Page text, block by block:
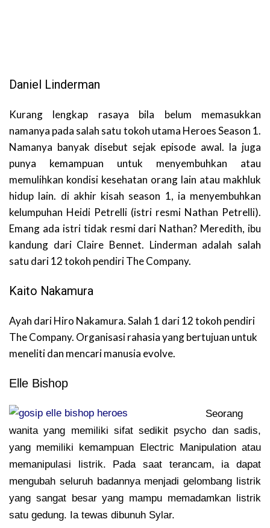
Daniel Linderman
Kurang lengkap rasaya bila belum memasukkan
namanya pada salah satu tokoh utama Heroes Season 1.
Namanya banyak disebut sejak episode awal. Ia juga
punya kemampuan untuk menyembuhkan atau
memulihkan kondisi kesehatan orang lain atau makhluk
hidup lain. di akhir kisah season 1, ia menyembuhkan
kelumpuhan Heidi Petrelli (istri resmi Nathan Petrelli).
Emang ada istri tidak resmi dari Nathan? Meredith, ibu
kandung dari Claire Bennet. Linderman adalah salah
satu dari 12 tokoh pendiri The Company.
Kaito Nakamura
Ayah dari Hiro Nakamura. Salah 1 dari 12 tokoh pendiri
The Company. Organisasi rahasia yang bertujuan untuk
meneliti dan mencari manusia evolve.
Elle Bishop
Seorang
wanita yang memiliki sifat sedikit psycho dan sadis,
yang memiliki kemampuan Electric Manipulation atau
memanipulasi listrik. Pada saat terancam, ia dapat
mengubah seluruh badannya menjadi gelombang listrik
yang sangat besar yang mampu memadamkan listrik
satu gedung. Ia tewas dibunuh Sylar.